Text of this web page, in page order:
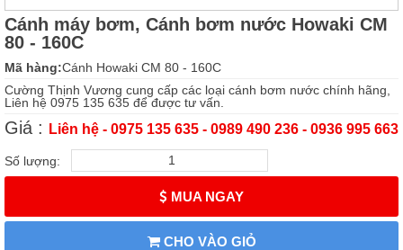
Cánh máy bơm, Cánh bơm nước Howaki CM
80 - 160C
Mã hàng:Cánh Howaki CM 80 - 160C
Cường Thịnh Vương cung cấp các loại cánh bơm nước chính hãng,
Liên hệ 0975 135 635 để được tư vấn.
Giá : Liên hệ - 0975 135 635 - 0989 490 236 - 0936 995 663
Số lượng:
MUA NGAY
CHO VÀO GIỎ